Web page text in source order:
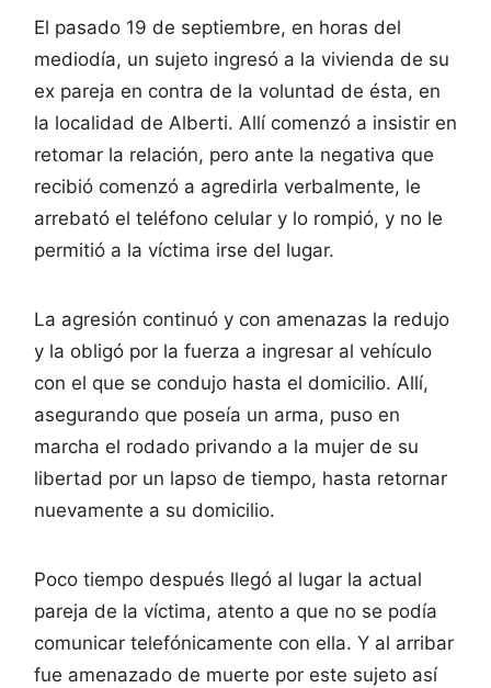
El pasado 19 de septiembre, en horas del
mediodía, un sujeto ingresó a la vivienda de su
ex pareja en contra de la voluntad de ésta, en
la localidad de Alberti. Allí comenzó a insistir en
retomar la relación, pero ante la negativa que
recibió comenzó a agredirla verbalmente, le
arrebató el teléfono celular y lo rompió, y no le
permitió a la víctima irse del lugar.
La agresión continuó y con amenazas la redujo
y la obligó por la fuerza a ingresar al vehículo
con el que se condujo hasta el domicilio. Allí,
asegurando que poseía un arma, puso en
marcha el rodado privando a la mujer de su
libertad por un lapso de tiempo, hasta retornar
nuevamente a su domicilio.
Poco tiempo después llegó al lugar la actual
pareja de la víctima, atento a que no se podía
comunicar telefónicamente con ella. Y al arribar
fue amenazado de muerte por este sujeto así